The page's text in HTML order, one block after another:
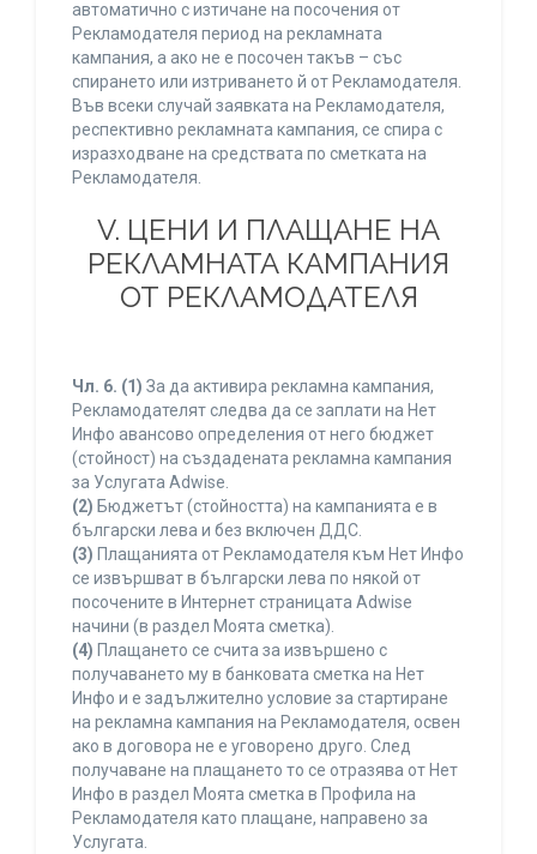
автоматично с изтичане на посочения от
Рекламодателя период на рекламната
кампания, а ако не е посочен такъв – със
спирането или изтриването й от Рекламодателя.
Във всеки случай заявката на Рекламодателя,
респективно рекламната кампания, се спира с
изразходване на средствата по сметката на
Рекламодателя.
V. ЦЕНИ И ПЛАЩАНЕ НА
РЕКЛАМНАТА КАМПАНИЯ
ОТ РЕКЛАМОДАТЕЛЯ
Чл. 6. (1) За да активира рекламна кампания,
Рекламодателят следва да се заплати на Нет
Инфо авансово определения от него бюджет
(стойност) на създадената рекламна кампания
за Услугата Adwise.
(2) Бюджетът (стойността) на кампанията е в
български лева и без включен ДДС.
(3) Плащанията от Рекламодателя към Нет Инфо
се извършват в български лева по някой от
посочените в Интернет страницата Adwise
начини (в раздел Моята сметка).
(4) Плащането се счита за извършено с
получаването му в банковата сметка на Нет
Инфо и е задължително условие за стартиране
на рекламна кампания на Рекламодателя, освен
ако в договора не е уговорено друго. След
получаване на плащането то се отразява от Нет
Инфо в раздел Моята сметка в Профила на
Рекламодателя като плащане, направено за
Услугата.